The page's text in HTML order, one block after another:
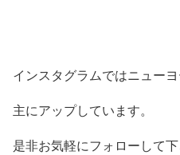
インスタグラムではニュー
主にアップしています。
是非お気軽にフォローして